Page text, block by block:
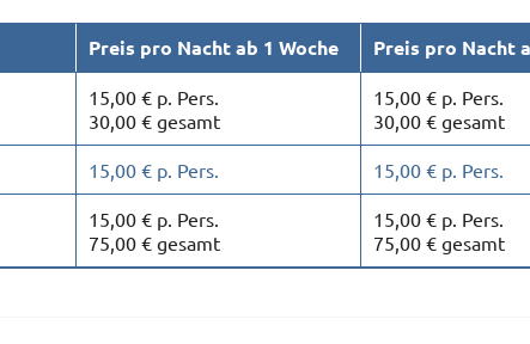
Preis pro Nacht ab 1 Woche Preis pro Nacht
15,00 € p. Pers.
30,00 € gesamt
15,00 € p. Pers.
30,00 € gesamt
15,00 € p. Pers. 15,00 € p. Pers.
15,00 € p. Pers.
75,00 € gesamt
15,00 € p. Pers.
75,00 € gesamt